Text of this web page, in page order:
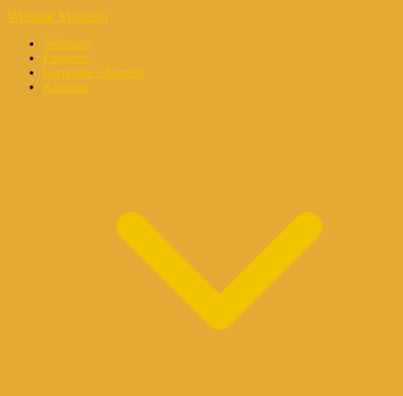
Webinar Magazin
Webinare
Experten
Corporate Channels
Kalender